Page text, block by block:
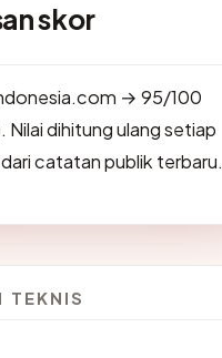
skor
→ 95/100
Nilai dihitung ulang setiap
catatan publik terbaru.
TEKNIS